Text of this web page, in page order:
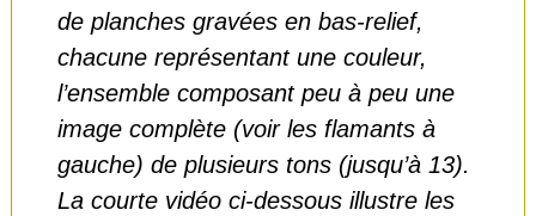
de planches gravées en bas-relief,
chacune représentant une couleur,
l’ensemble composant peu à peu une
image complète (voir les flamants à
gauche) de plusieurs tons (jusqu’à 13).
La courte vidéo ci-dessous illustre les